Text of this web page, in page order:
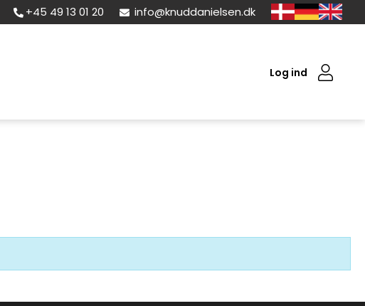
+45 49 13 01 20 info@knuddanielsen.dk
Log ind